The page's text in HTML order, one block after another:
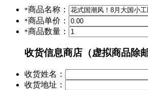
*商品名称：
*商品单价：
*商品数量：
收货信息商店（虚拟商品除
收货姓名：
收货地址：